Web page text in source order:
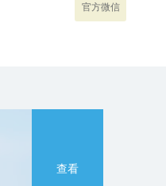
查看
官方微信